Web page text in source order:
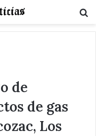
de
de gas
Los